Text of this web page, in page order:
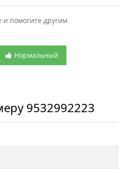
и помогите другим
Нормальный
9532992223